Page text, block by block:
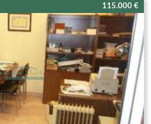
115.000 €